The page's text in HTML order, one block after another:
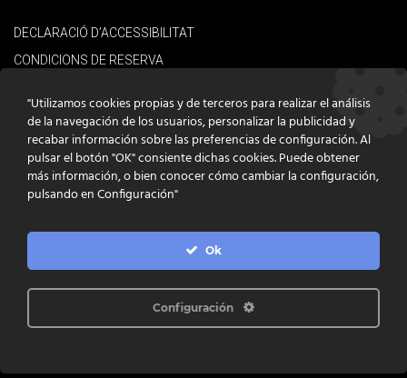
DECLARACIÓ D’ACCESSIBILITAT
CONDICIONS DE RESERVA
POLÍTICA DE COOKIES
CONTACTE
PROGRAMACIÓ INFOACTIVA'T
"Utilizamos cookies propias y de terceros para realizar el análisis
de la navegación de los usuarios, personalizar la publicidad y
recabar información sobre las preferencias de configuración. Al
pulsar el botón "OK" consiente dichas cookies. Puede obtener
más información, o bien conocer cómo cambiar la configuración,
pulsando en Configuración"
Ok
Configuración